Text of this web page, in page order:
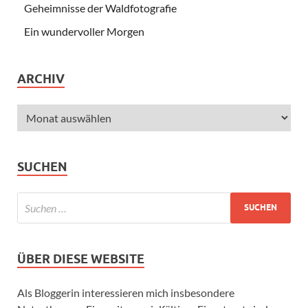
Geheimnisse der Waldfotografie
Ein wundervoller Morgen
ARCHIV
SUCHEN
ÜBER DIESE WEBSITE
Als Bloggerin interessieren mich insbesondere